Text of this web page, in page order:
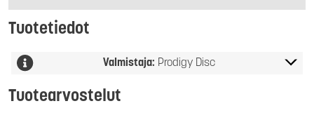
Tuotetiedot
Valmistaja: Prodigy Disc
Tuotearvostelut